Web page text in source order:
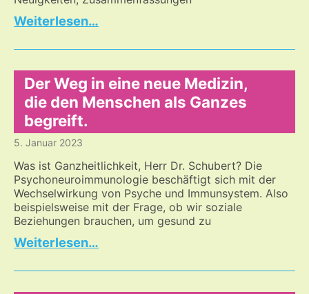
…
noch
über
Corona?
Der Weg in eine neue Medizin,
die den Menschen als Ganzes
begreift.
5. Januar 2023
Was ist Ganzheitlichkeit, Herr Dr. Schubert? Die
Psychoneuroimmunologie beschäftigt sich mit der
Wechselwirkung von Psyche und Immunsystem. Also
beispielsweise mit der Frage, ob wir soziale
Beziehungen brauchen, um gesund zu
…
in